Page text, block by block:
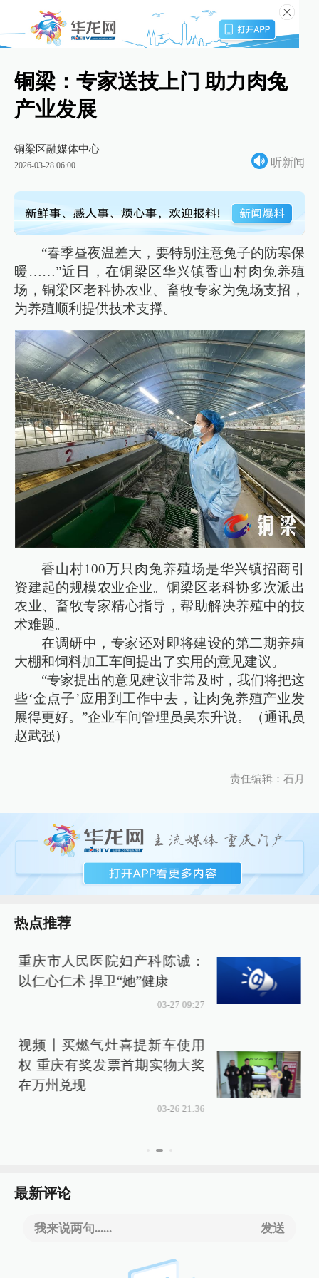
铜梁：专家送技上门 助力肉兔
产业发展
铜梁区融媒体中心
2026-03-28 06:00 听新闻
“春季昼夜温差大，要特别注意兔子的防寒保
暖……”近日，在铜梁区华兴镇香山村肉兔养殖
场，铜梁区老科协农业、畜牧专家为兔场支招，
为养殖顺利提供技术支撑。
香山村100万只肉兔养殖场是华兴镇招商引
资建起的规模农业企业。铜梁区老科协多次派出
农业、畜牧专家精心指导，帮助解决养殖中的技
术难题。
在调研中，专家还对即将建设的第二期养殖
大棚和饲料加工车间提出了实用的意见建议。
“专家提出的意见建议非常及时，我们将把这
些‘金点子’应用到工作中去，让肉兔养殖产业发
展得更好。”企业车间管理员吴东升说。（通讯员
赵武强）
责任编辑：石月
热点推荐
重庆市人民医院妇产科陈诚：
以仁心仁术 捍卫“她”健康
03-27 09:27
视频丨买燃气灶喜提新车使用
权 重庆有奖发票首期实物大奖
在万州兑现
03-26 21:36
最新评论
我来说两句...... 发送